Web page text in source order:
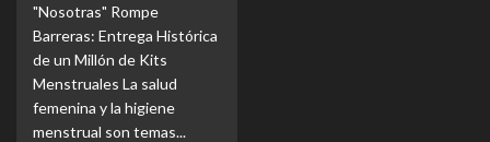
"Nosotras" Rompe
Barreras: Entrega Histórica
de un Millón de Kits
Menstruales La salud
femenina y la higiene
menstrual son temas...